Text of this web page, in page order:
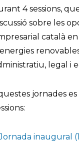
4 sessions,
sobre les
català
legal i
jornades
Jornada inaugural